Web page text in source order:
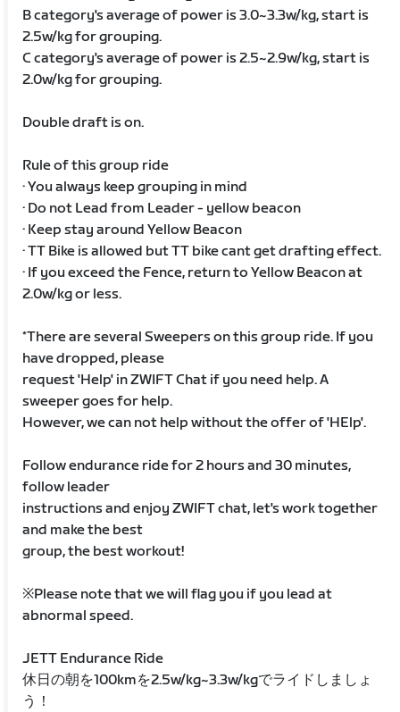
B category's average of power is 3.0~3.3w/kg, start is
2.5w/kg for grouping.
C category's average of power is 2.5~2.9w/kg, start is
2.0w/kg for grouping.
Double draft is on.
Rule of this group ride
· You always keep grouping in mind
· Do not Lead from Leader - yellow beacon
· Keep stay around Yellow Beacon
· TT Bike is allowed but TT bike cant get drafting effect.
· If you exceed the Fence, return to Yellow Beacon at
2.0w/kg or less.
*There are several Sweepers on this group ride. If you
have dropped, please
request 'Help' in ZWIFT Chat if you need help. A
sweeper goes for help.
However, we can not help without the offer of 'HElp'.
Follow endurance ride for 2 hours and 30 minutes,
follow leader
instructions and enjoy ZWIFT chat, let's work together
and make the best
group, the best workout!
※Please note that we will flag you if you lead at
abnormal speed.
JETT Endurance Ride
休日の朝を100kmを2.5w/kg~3.3w/kgでライドしましょ
う！